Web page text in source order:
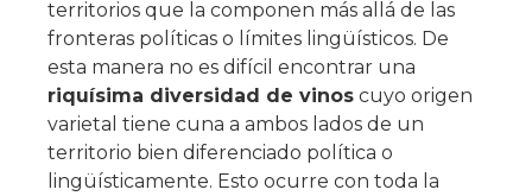
territorios que la componen más allá de las
fronteras políticas o límites lingüísticos. De
esta manera no es difícil encontrar una
riquísima diversidad de vinos cuyo origen
varietal tiene cuna a ambos lados de un
territorio bien diferenciado política o
lingüísticamente. Esto ocurre con toda la